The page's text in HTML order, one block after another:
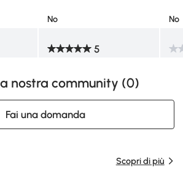
No
No
5
nostra community (0)
Fai una domanda
Scopri di più